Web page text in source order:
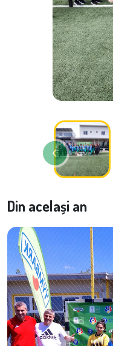
Din același an